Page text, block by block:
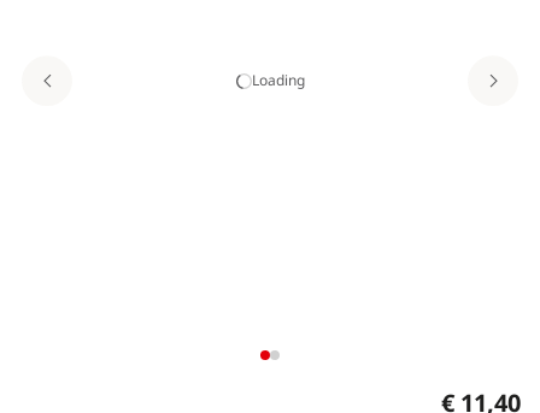
Loading
€ 11,40